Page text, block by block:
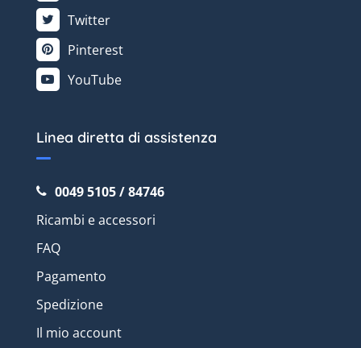
Twitter
Pinterest
YouTube
Linea diretta di assistenza
0049 5105 / 84746
Ricambi e accessori
FAQ
Pagamento
Spedizione
Il mio account